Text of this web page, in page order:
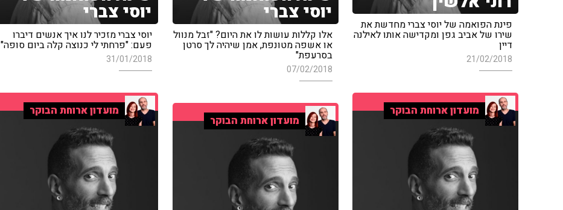
פינת הפואמה של יוסי צברי מחדשת את
שירו של אביב גפן ומקדישה אותו לאילנה
דיין
21/02/2018
יוסי צברי
אלו קללות עושות לו את היום? "זבל מנוול
או אשפה מטונפת, אמן שיהיה לך סרטן
בסרעפת"
07/02/2018
יוסי צברי
יוסי צברי מזכיר לנו איך אנשים דיברו
פעם: "פרחתי לי כנוצה קלה ביום סופה"
31/01/2018
מועדון ארוחת הבוקר מועדון ארוחת הבוקר
מועדון ארוחת הבוקר